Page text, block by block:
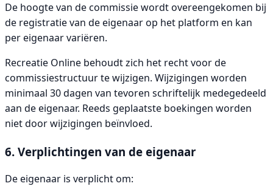
De hoogte van de commissie wordt overeengekomen bij
de registratie van de eigenaar op het platform en kan
per eigenaar variëren.
Recreatie Online behoudt zich het recht voor de
commissiestructuur te wijzigen. Wijzigingen worden
minimaal 30 dagen van tevoren schriftelijk medegedeeld
aan de eigenaar. Reeds geplaatste boekingen worden
niet door wijzigingen beïnvloed.
6. Verplichtingen van de eigenaar
De eigenaar is verplicht om: